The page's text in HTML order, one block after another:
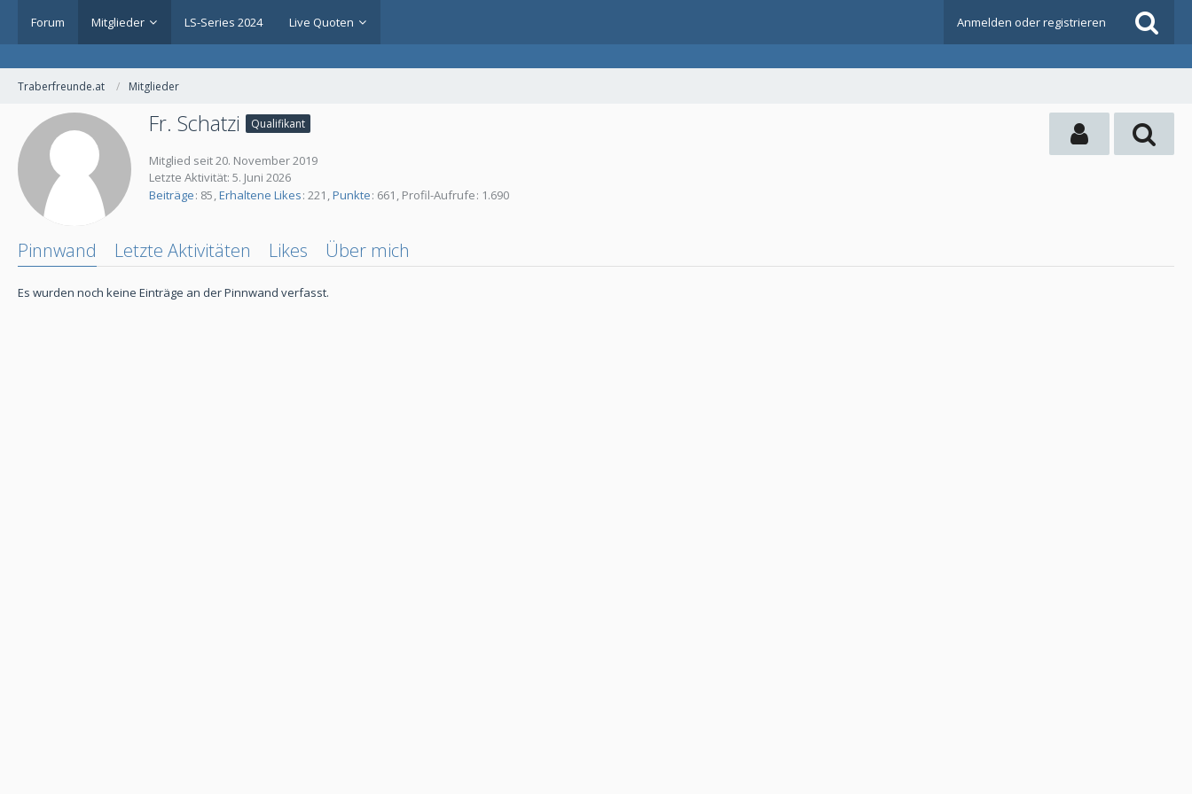
Forum Mitglieder LS-Series 2024 Live Quoten Anmelden oder registrieren
Traberfreunde.at Mitglieder
Fr. Schatzi Qualifikant
Mitglied seit 20. November 2019
Letzte Aktivität: 5. Juni 2026
Beiträge 85 Erhaltene Likes 221 Punkte 661 Profil-Aufrufe 1.690
Pinnwand Letzte Aktivitäten Likes Über mich
Es wurden noch keine Einträge an der Pinnwand verfasst.